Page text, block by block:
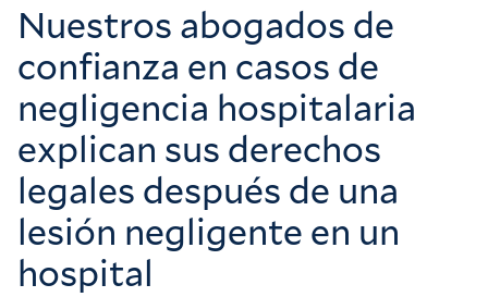
Nuestros abogados de
confianza en casos de
negligencia hospitalaria
explican sus derechos
legales después de una
lesión negligente en un
hospital